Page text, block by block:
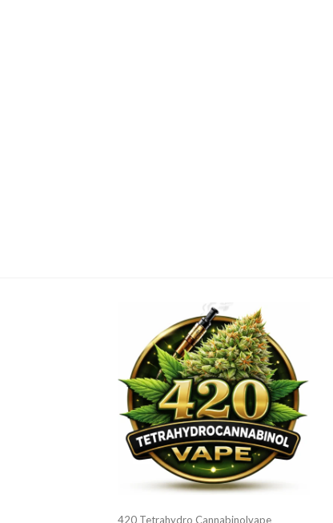
420 Tetrahydro Cannabinolvape